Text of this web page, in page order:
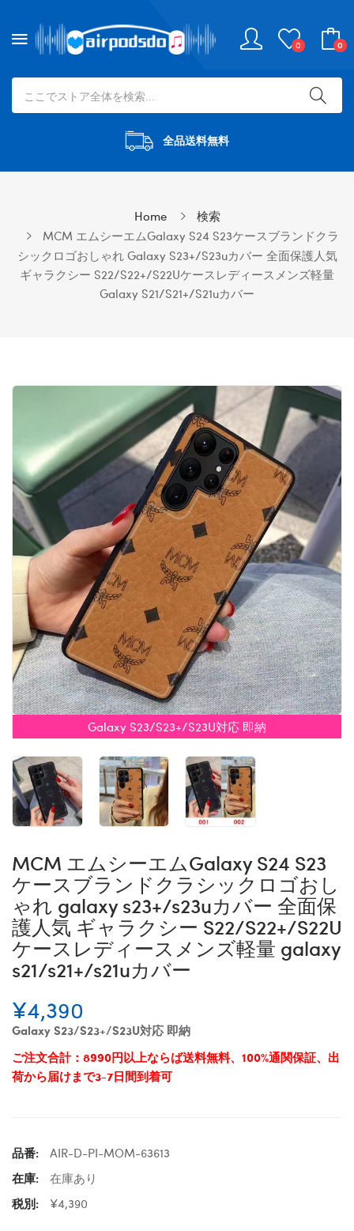
0 0
全品送料無料
Home
検索
MCM エムシーエムGalaxy S24 S23ケースブランドクラ
シックロゴおしゃれ Galaxy S23+/s23uカバー 全面保護人気
ギャラクシー S22/S22+/S22Uケースレディースメンズ軽量
Galaxy S21/s21+/s21uカバー
Galaxy S23/S23+/S23U対応 即納
MCM エムシーエムGalaxy S24 S23
ケースブランドクラシックロゴおし
ゃれ galaxy s23+/s23uカバー 全面保
護人気 ギャラクシー S22/S22+/S22U
ケースレディースメンズ軽量 galaxy
s21/s21+/s21uカバー
¥4,390
Galaxy S23/S23+/S23U対応 即納
ご注文合計：8990円以上ならば送料無料、100%通関保証、出
荷から届けまで3-7日間到着可
品番:
AIR-D-PI-MOM-63613
在庫:
在庫あり
税別:
¥4,390